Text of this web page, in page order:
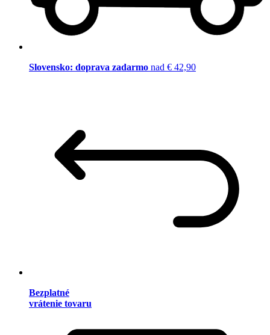
Slovensko: doprava zadarmo nad € 42,90
Bezplatné
vrátenie tovaru